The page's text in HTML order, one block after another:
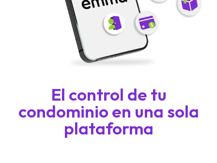
El control de tu
condominio en una sola
plataforma